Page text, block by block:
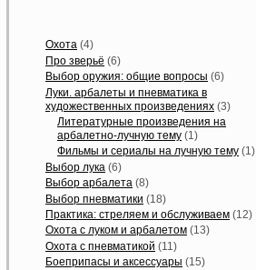
Охота (4)
Про зверьё (6)
Выбор оружия: общие вопросы (6)
Луки. арбалеты и пневматика в
художественных произведениях (3)
Литературные произведения на
арбалетно-лучную тему (1)
Фильмы и сериалы на лучную тему (1)
Выбор лука (6)
Выбор арбалета (8)
Выбор пневматики (18)
Практика: стреляем и обслуживаем (12)
Охота с луком и арбалетом (13)
Охота с пневматикой (11)
Боеприпасы и аксессуары (15)